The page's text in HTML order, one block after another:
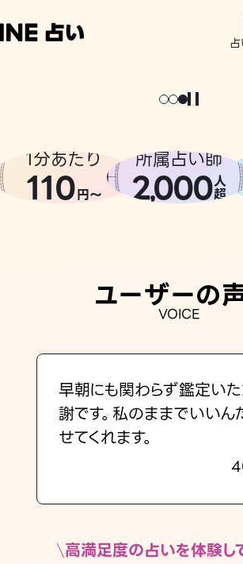
。
1分あたり
110円〜
所属占い師
2,000人
超
ユーザーの
VOICE
早朝にも関わらず鑑定い
謝です。私のままでいいん
せてくれます。
高満足度の占いを体験し